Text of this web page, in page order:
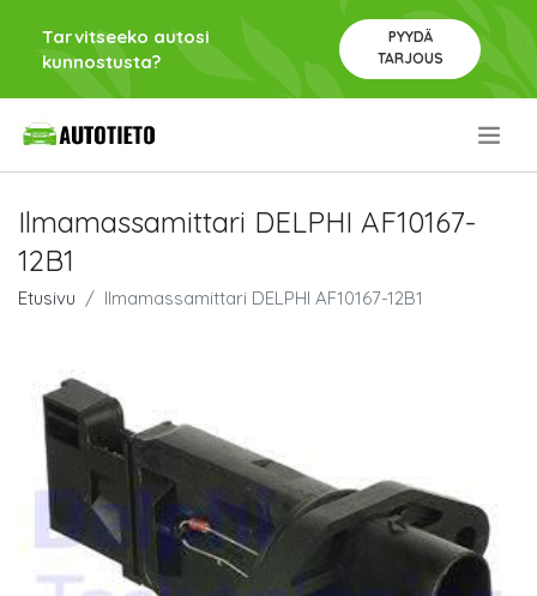
Tarvitseeko autosi
kunnostusta?
PYYDÄ
TARJOUS
Ilmamassamittari DELPHI AF10167-
12B1
Etusivu Ilmamassamittari DELPHI AF10167-12B1